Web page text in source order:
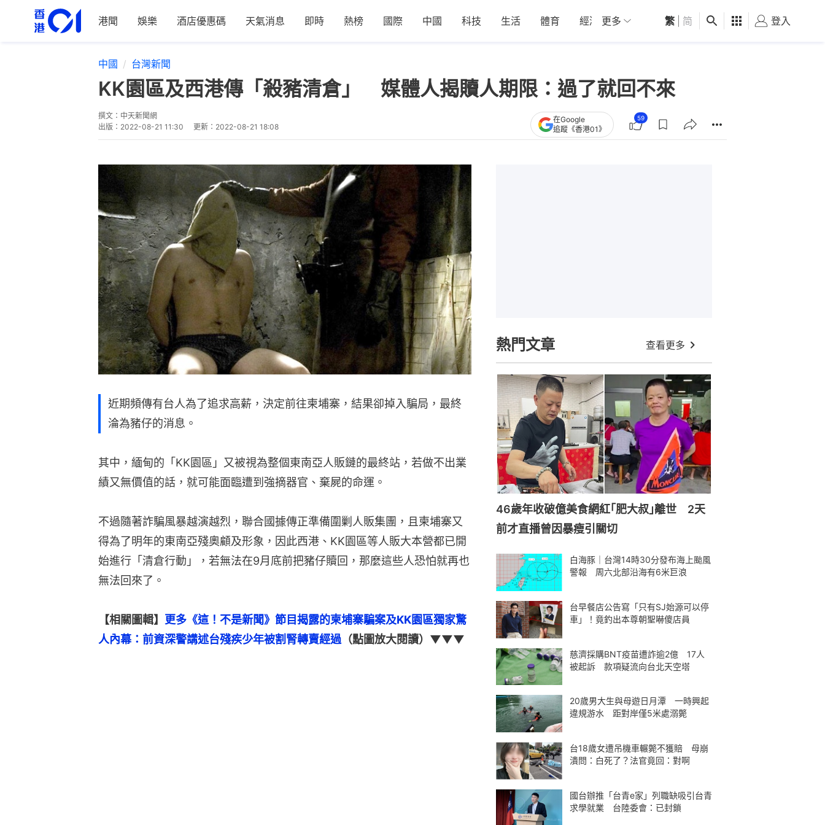
港聞 娛樂 酒店優惠碼 天氣消息 即時 熱榜 國際 中國 科技 生活 體育 經濟 01深圳 觀點 健康 好食玩飛
更多 繁 简 登入
中國 台灣新聞
KK園區及西港傳「殺豬清倉」 媒體人揭贖人期限：過了就回不來
撰文： 中天新聞網
出版： 2022-08-21 11:30 更新： 2022-08-21 18:08
在Google
追蹤《香港01》
59
近期頻傳有台人為了追求高薪，決定前往柬埔寨，結果卻掉入騙局，最終
淪為豬仔的消息。
其中，緬甸的「KK園區」又被視為整個東南亞人販鏈的最終站，若做不出業
績又無價值的話，就可能面臨遭到強摘器官、棄屍的命運。
不過隨著詐騙風暴越演越烈，聯合國據傳正準備圍剿人販集團，且柬埔寨又
得為了明年的東南亞殘奧顧及形象，因此西港、KK園區等人販大本營都已開
始進行「清倉行動」，若無法在9月底前把豬仔贖回，那麼這些人恐怕就再也
無法回來了。
【相關圖輯】 更多《這！不是新聞》節目揭露的柬埔寨騙案及KK園區獨家驚
人內幕：前資深警講述台殘疾少年被割腎轉賣經過 （點圖放大閱讀）▼▼▼
熱門文章 查看更多
46歲年收破億美食網紅｢肥大叔｣離世 2天
前才直播曾因暴瘦引關切
白海豚｜台灣14時30分發布海上颱風
警報 周六北部沿海有6米巨浪
台早餐店公告寫「只有SJ始源可以停
車」！竟釣出本尊朝聖嚇傻店員
慈濟採購BNT疫苗遭詐逾2億 17人
被起訴 款項疑流向台北天空塔
20歲男大生與母遊日月潭 一時興起
違規游水 距對岸僅5米處溺斃
台18歲女遭吊機車輾斃不獲賠 母崩
潰問：白死了？法官竟回：對啊
國台辦推「台青e家」列職缺吸引台青
求學就業 台陸委會：已封鎖